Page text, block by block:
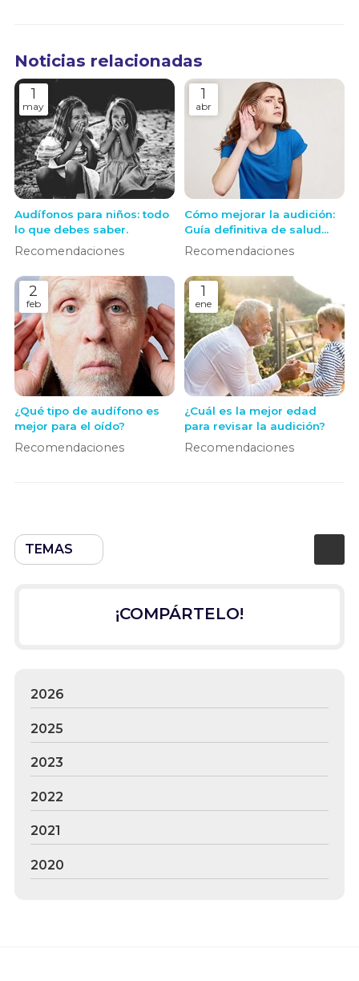
TEMAS
Noticias relacionadas
1
may
Audífonos para niños: todo
lo que debes saber.
Recomendaciones
1
abr
Cómo mejorar la audición:
Guía definitiva de salud
auditiva y soluciones
Recomendaciones
2
feb
¿Qué tipo de audífono es
mejor para el oído?
Recomendaciones
1
ene
¿Cuál es la mejor edad
para revisar la audición?
Recomendaciones
¡COMPÁRTELO!
2026
2025
2023
2022
2021
2020